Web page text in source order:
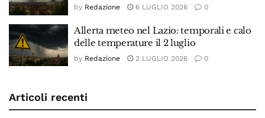
by Redazione 6 LUGLIO 2026 0
Allerta meteo nel Lazio: temporali e calo
delle temperature il 2 luglio
by Redazione 2 LUGLIO 2026 0
Articoli recenti